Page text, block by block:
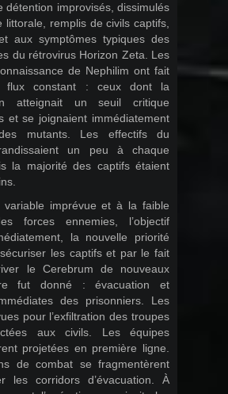
détention improvisés, dissimulés
littorale, remplis de civils captifs,
aux symptômes typiques des
du rétrovirus Horizon Zeta. Les
de Nephilim ont fait
flux constant : ceux dont la
atteignait un seuil critique
et se joignaient immédiatement
mutants. Les effectifs du
un peu à chaque
la majorité des captifs étaient
imprévue et à la faible
forces ennemies, l’objectif
la nouvelle priorité
les captifs et par le fait
le Cerebrum de nouveaux
fut donné : évacuation et
des prisonniers. Les
pour l’exfiltration des troupes
aux civils. Les équipes
projetées en première ligne.
de combat se fragmentèrent
les corridors d’évacuation. À